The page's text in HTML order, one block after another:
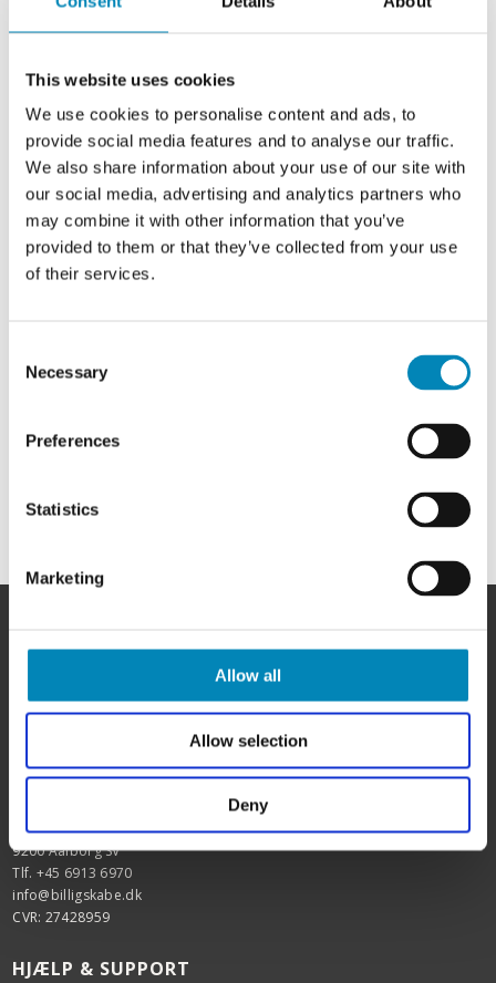
This website uses cookies
We use cookies to personalise content and ads, to
provide social media features and to analyse our traffic.
We also share information about your use of our site with
our social media, advertising and analytics partners who
may combine it with other information that you’ve
provided to them or that they’ve collected from your use
of their services.
Selection
Necessary
Preferences
Statistics
Marketing
Allow all
Allow selection
Deny
Multi-Living Skinnesæt til skuffer. Med fuldudtræk-softluk -
dybde 47 cm
Lev. ca. 2 - 4 hverdage
550,76 DKK
BilligSkabe.dk
(Celebert Aps)
Karlskogavej 5B
9200 Aalborg SV
Tlf. +45 6913 6970
info@billigskabe.dk
CVR: 27428959
HJÆLP & SUPPORT